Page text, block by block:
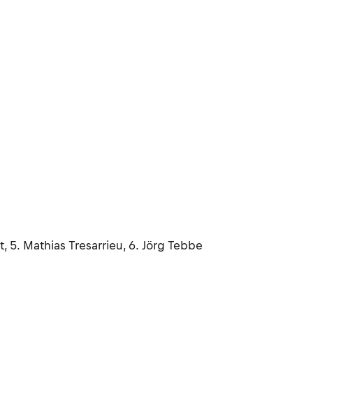
5. Mathias Tresarrieu, 6. Jörg Tebbe